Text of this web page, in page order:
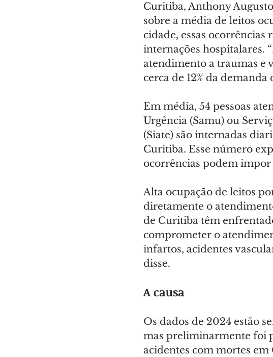
Curitiba, Anthony
sobre a média de leitos
cidade, essas
internações hospitalares.
atendimento a traumas e
cerca de 12% da
Em média, 54 pessoas
Urgência (Samu) ou
(Siate) são internadas
Curitiba. Esse número
ocorrências podem impor
Alta ocupação de leitos
diretamente o
de Curitiba têm
comprometer o
infartos, acidentes
disse.
A causa
Os dados de 2024 estão
mas preliminarmente foi
acidentes com mortes